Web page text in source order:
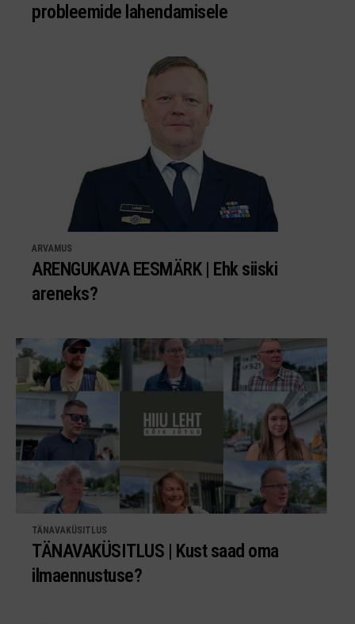
probleemide lahendamisele
ARVAMUS
ARENGUKAVA EESMÄRK | Ehk siiski
areneks?
TÄNAVAKÜSITLUS
TÄNAVAKÜSITLUS | Kust saad oma
ilmaennustuse?